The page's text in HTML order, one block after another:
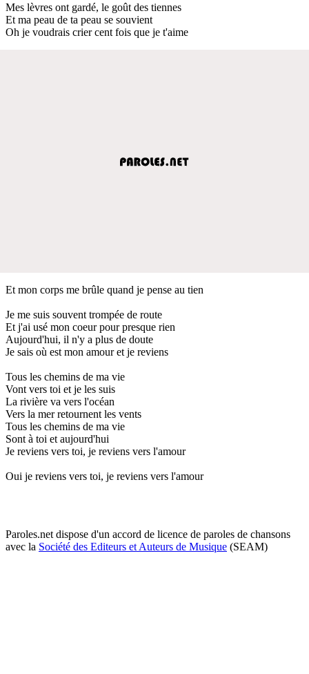
Mes lèvres ont gardé, le goût des tiennes
Et ma peau de ta peau se souvient
Oh je voudrais crier cent fois que je t'aime
Et mon corps me brûle quand je pense au tien
Je me suis souvent trompée de route
Et j'ai usé mon coeur pour presque rien
Aujourd'hui, il n'y a plus de doute
Je sais où est mon amour et je reviens
Tous les chemins de ma vie
Vont vers toi et je les suis
La rivière va vers l'océan
Vers la mer retournent les vents
Tous les chemins de ma vie
Sont à toi et aujourd'hui
Je reviens vers toi, je reviens vers l'amour
Oui je reviens vers toi, je reviens vers l'amour
Paroles.net dispose d'un accord de licence de paroles de chansons
avec la Société des Editeurs et Auteurs de Musique (SEAM)